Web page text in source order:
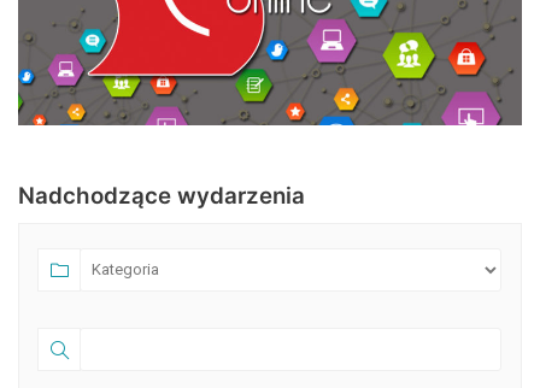
Nadchodzące wydarzenia